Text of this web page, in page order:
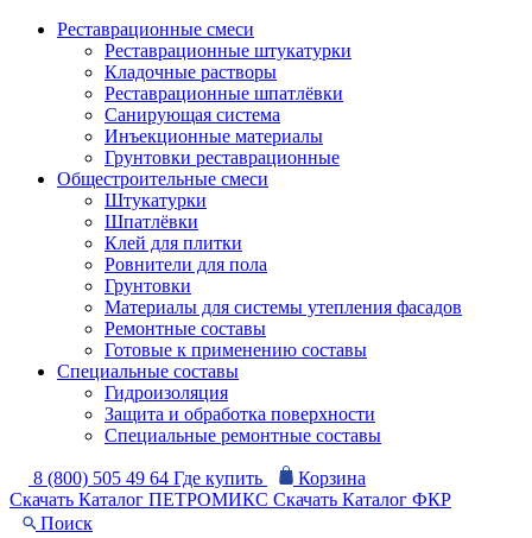
Реставрационные смеси
Реставрационные штукатурки
Кладочные растворы
Реставрационные шпатлёвки
Санирующая система
Инъекционные материалы
Грунтовки реставрационные
Общестроительные смеси
Штукатурки
Шпатлёвки
Клей для плитки
Ровнители для пола
Грунтовки
Материалы для системы утепления фасадов
Ремонтные составы
Готовые к применению составы
Специальные составы
Гидроизоляция
Защита и обработка поверхности
Специальные ремонтные составы
8 (800) 505 49 64 Где купить
Корзина
Скачать Каталог ПЕТРОМИКС Скачать Каталог ФКР
Поиск